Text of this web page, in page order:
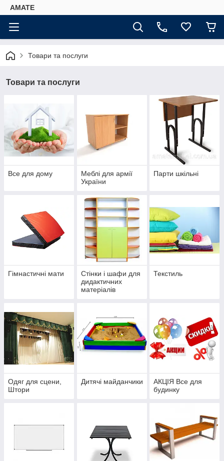
AMATE
Товари та послуги
Товари та послуги
Все для дому
Меблі для армії
України
Парти шкільні
Гімнастичні мати
Стінки і шафи для
дидактичних
матеріалів
Текстиль
Одяг для сцени,
Штори
Дитячі майданчики
АКЦІЯ Все для
будинку